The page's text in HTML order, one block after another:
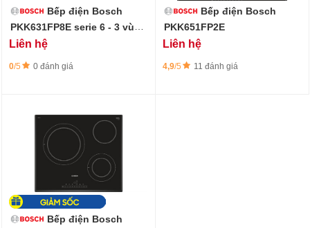
Bếp điện Bosch
PKK631FP8E serie 6 - 3 vùng
nấu, thiết kế Front-Bevel
Liên hệ
0/5 0 đánh giá
Bếp điện Bosch
PKK651FP2E
Liên hệ
4,9/5 11 đánh giá
Bếp điện Bosch